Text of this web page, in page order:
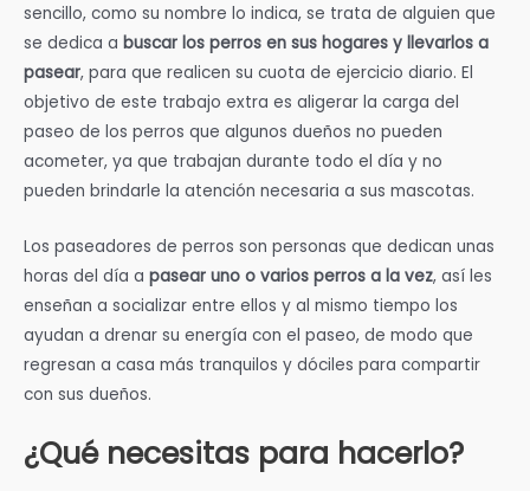
sencillo, como su nombre lo indica, se trata de alguien que
se dedica a buscar los perros en sus hogares y llevarlos a
pasear, para que realicen su cuota de ejercicio diario. El
objetivo de este trabajo extra es aligerar la carga del
paseo de los perros que algunos dueños no pueden
acometer, ya que trabajan durante todo el día y no
pueden brindarle la atención necesaria a sus mascotas.
Los paseadores de perros son personas que dedican unas
horas del día a pasear uno o varios perros a la vez, así les
enseñan a socializar entre ellos y al mismo tiempo los
ayudan a drenar su energía con el paseo, de modo que
regresan a casa más tranquilos y dóciles para compartir
con sus dueños.
¿Qué necesitas para hacerlo?